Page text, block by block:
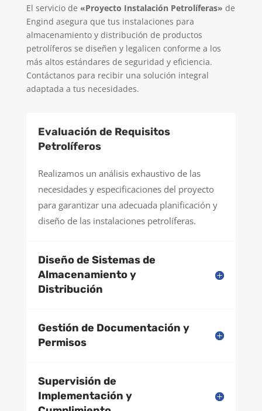
El servicio de «Proyecto Instalación Petrolíferas» de
Engind asegura que tus instalaciones para
almacenamiento y distribución de productos
petrolíferos se diseñen y legalicen conforme a los
más altos estándares de seguridad y eficiencia.
Contáctanos para recibir una solución integral
adaptada a tus necesidades.
Evaluación de Requisitos
Petrolíferos
Realizamos un análisis exhaustivo de las
necesidades y especificaciones del proyecto
para garantizar una adecuada planificación y
diseño de las instalaciones petrolíferas.
Diseño de Sistemas de
Almacenamiento y
Distribución
Gestión de Documentación y
Permisos
Supervisión de
Implementación y